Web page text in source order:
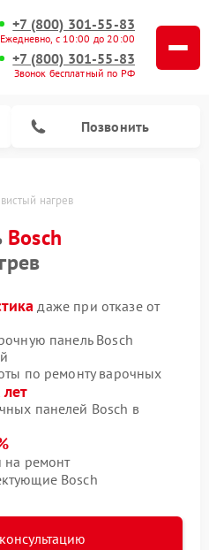
+7 (800) 301-55-83
Ежедневно, с 10:00 до 20:00
+7 (800) 301-55-83
Звонок бесплатный по РФ
Позвонить
нагрев
Bosch
даже при отказе от
панель Bosch
по ремонту варочных
панелей Bosch в
на ремонт
Bosch